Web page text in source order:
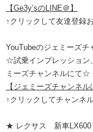
【Ge3y’sのLINE＠】
↑クリックして友達登録
YouTubeのジェミーズチ
☆試乗インプレッション
ミーズチャンネルにて☆
【ジェミーズチャンネル
↑クリックしてチャンネ
★ レクサス 新車